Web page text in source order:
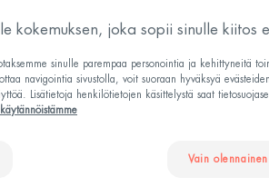
AVÈNEN
kokemuksen, joka sopii sinulle kiitos
sinulle parempaa personointia ja kehittyneitä
navigointia sivustolla, voit suoraan hyväksyä
Lisätietoja henkilötietojen käsittelystä saat
Vain olennainen